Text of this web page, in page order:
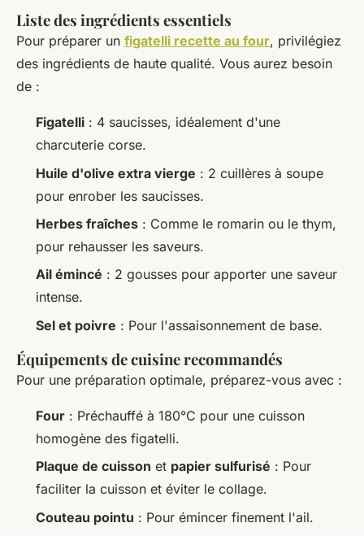
Liste des ingrédients essentiels
Pour préparer un figatelli recette au four, privilégiez
des ingrédients de haute qualité. Vous aurez besoin
de :
Figatelli : 4 saucisses, idéalement d'une
charcuterie corse.
Huile d'olive extra vierge : 2 cuillères à soupe
pour enrober les saucisses.
Herbes fraîches : Comme le romarin ou le thym,
pour rehausser les saveurs.
Ail émincé : 2 gousses pour apporter une saveur
intense.
Sel et poivre : Pour l'assaisonnement de base.
Équipements de cuisine recommandés
Pour une préparation optimale, préparez-vous avec :
Four : Préchauffé à 180°C pour une cuisson
homogène des figatelli.
Plaque de cuisson et papier sulfurisé : Pour
faciliter la cuisson et éviter le collage.
Couteau pointu : Pour émincer finement l'ail.